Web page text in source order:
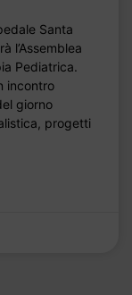
Santa
l’Assemblea
Pediatrica.
incontro
giorno
progetti